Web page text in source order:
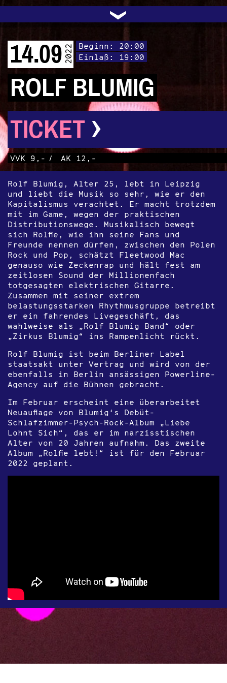
PROGRAMM
ARCHIV
AUDIO|VIDEO
LICHTBLICKE
TRANSIT
OFFENE TÜR
FACEBOOK
INSTAGRAM
KONTAKT
TRAFO
UNTERSTÜTZEN
POLITIK
›
ROLF BLUMIG
TICKET ›
VVK 9,- / AK 12,-
Beginn: 20:00
Einlaß: 19:00
14.092022
Rolf Blumig, Alter 25, lebt in Leipzig
und liebt die Musik so sehr, wie er den
Kapitalismus verachtet. Er macht trotzdem
mit im Game, wegen der praktischen
Distributionswege. Musikalisch bewegt
sich Rolfie, wie ihn seine Fans und
Freunde nennen dürfen, zwischen den Polen
Rock und Pop, schätzt Fleetwood Mac
genauso wie Zeckenrap und hält fest am
zeitlosen Sound der Millionenfach
totgesagten elektrischen Gitarre.
Zusammen mit seiner extrem
belastungsstarken Rhythmusgruppe betreibt
er ein fahrendes Livegeschäft, das
wahlweise als „Rolf Blumig Band“ oder
„Zirkus Blumig“ ins Rampenlicht rückt.
Rolf Blumig ist beim Berliner Label
staatsakt unter Vertrag und wird von der
ebenfalls in Berlin ansässigen Powerline-
Agency auf die Bühnen gebracht.
Im Februar erscheint eine überarbeitet
Neuauflage von Blumig‘s Debüt-
Schlafzimmer-Psych-Rock-Album „Liebe
Lohnt Sich“, das er im narzisstischen
Alter von 20 Jahren aufnahm. Das zweite
Album „Rolfie lebt!“ ist für den Februar
2022 geplant.